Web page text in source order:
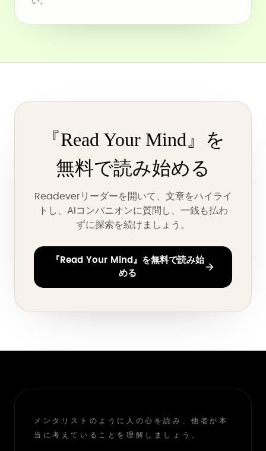
『Read Your Mind』を
無料で読み始める
Readeverリーダーを開いて、文章をハイライ
トし、AIコンパニオンに質問し、一銭も払わ
ずに探索を続けましょう。
『Read Your Mind』を無料で読み始
める
メンタリストのように人の心を読み、他者が本
当に考えていることを理解しましょう。